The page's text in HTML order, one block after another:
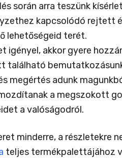
során arra teszünk
kapcsolódó rejtett
lehetőségeid terét.
igényel, akkor gyere
található
megértés adunk
a megszokott
a valóságodról.
minderre, a
teljes termékpalettájához